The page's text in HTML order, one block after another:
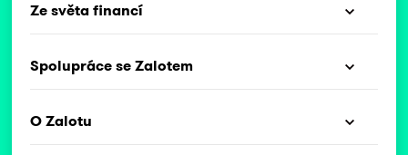
Ze světa financí
Spolupráce se Zalotem
O Zalotu